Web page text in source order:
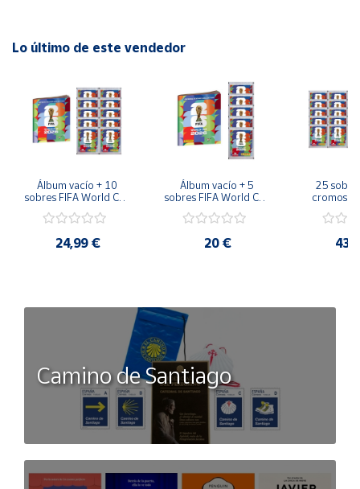
Lo último de este vendedor
Álbum vacío + 10
sobres FIFA World Cup
Colección Oficial
24,99 €
Álbum vacío + 5
sobres FIFA World Cup
Colección Oficial
20 €
25
cromos
Sticker
Camino de Santiago